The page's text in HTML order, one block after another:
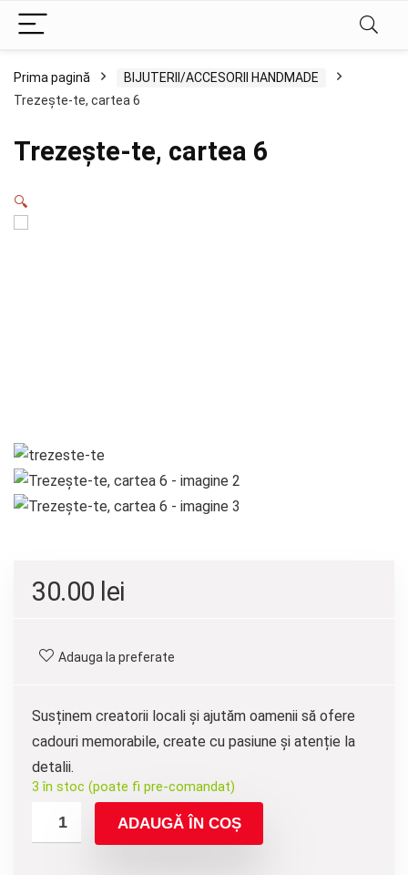
Prima pagină
BIJUTERII/ACCESORII HANDMADE
Trezește-te, cartea 6
Trezește-te, cartea 6
🔍
30.00 lei
Adauga la preferate
Susținem creatorii locali și ajutăm oamenii să ofere
cadouri memorabile, create cu pasiune și atenție la
detalii.
3 în stoc (poate fi pre-comandat)
ADAUGĂ ÎN COȘ